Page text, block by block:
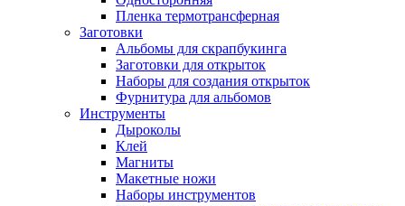
Пленка термотрансферная
Заготовки
Альбомы для скрапбукинга
Заготовки для открыток
Наборы для создания открыток
Фурнитура для альбомов
Инструменты
Дыроколы
Клей
Магниты
Макетные ножи
Наборы инструментов